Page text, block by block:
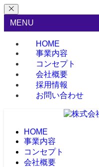
MENU
HOME
事業内容
コンセプト
会社概要
採用情報
お問い合わせ
HOME
事業内容
コンセプト
会社概要